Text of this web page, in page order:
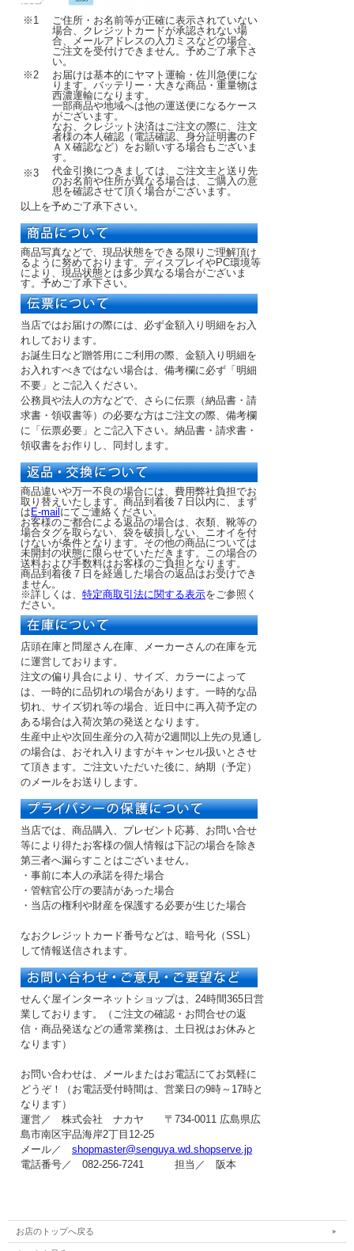
※1
ご住所・お名前等が正確に表示されていない
場合、クレジットカードが承認されない場
合、メールアドレスの入力ミスなどの場合、
ご注文を受付けできません。予めご了承下さ
い。
※2
お届けは基本的にヤマト運輸・佐川急便にな
ります。バッテリー・大きな商品・重量物は
西濃運輸になります。
一部商品や地域へは他の運送便になるケース
がございます。
なお、クレジット決済はご注文の際に、注文
者様の本人確認（電話確認、身分証明書のＦ
ＡＸ確認など）をお願いする場合もございま
す。
※3
代金引換につきましては、ご注文主と送り先
のお名前や住所が異なる場合は、ご購入の意
思を確認させて頂く場合がございます。
以上を予めご了承下さい。
商品写真などで、現品状態をできる限りご理解頂け
るように努めております。ディスプレイやPC環境等
により、現品状態とは多少異なる場合がございま
す。予めご了承下さい。
当店ではお届けの際には、必ず金額入り明細をお入
れしております。
お誕生日など贈答用にご利用の際、金額入り明細を
お入れすべきではない場合は、備考欄に必ず「明細
不要」とご記入ください。
公務員や法人の方などで、さらに伝票（納品書・請
求書・領収書等）の必要な方はご注文の際、備考欄
に「伝票必要」とご記入下さい。納品書・請求書・
領収書をお作りし、同封します。
商品違いや万一不良の場合には、費用弊社負担でお
取り替えいたします。商品到着後７日以内に、まず
は E-mail にてご連絡ください。
お客様のご都合による返品の場合は、衣類、靴等の
場合タグを取らない、袋を破損しない、ニオイを付
けないが条件となります。その他の商品については
未開封の状態に限らせていただきます。この場合の
送料および手数料はお客様のご負担となります。
商品到着後７日を経過した場合の返品はお受けでき
ません。
※詳しくは、 特定商取引法に関する表示をご参照く
ださい。
店頭在庫と問屋さん在庫、メーカーさんの在庫を元
に運営しております。
注文の偏り具合により、サイズ、カラーによって
は、一時的に品切れの場合があります。一時的な品
切れ、サイズ切れ等の場合、近日中に再入荷予定の
ある場合は入荷次第の発送となります。
生産中止や次回生産分の入荷が2週間以上先の見通し
の場合は、おそれ入りますがキャンセル扱いとさせ
て頂きます。ご注文いただいた後に、納期（予定）
のメールをお送りします。
当店では、商品購入、プレゼント応募、お問い合せ
等により得たお客様の個人情報は下記の場合を除き
第三者へ漏らすことはございません。
・事前に本人の承諾を得た場合
・管轄官公庁の要請があった場合
・当店の権利や財産を保護する必要が生じた場合
なおクレジットカード番号などは、暗号化（SSL）
して情報送信されます。
せんぐ屋インターネットショップは、24時間365日営
業しております。（ご注文の確認・お問合せの返
信・商品発送などの通常業務は、土日祝はお休みと
なります）
お問い合わせは、メールまたはお電話にてお気軽に
どうぞ！（お電話受付時間は、 営業日の9時～17時と
なります）
運営／ 株式会社 ナカヤ 〒734-0011 広島県広
島市南区宇品海岸2丁目12-25
メール／ shopmaster@senguya.wd.shopserve.jp
電話番号／ 082-256-7241 担当／ 阪本
お店のトップへ戻る